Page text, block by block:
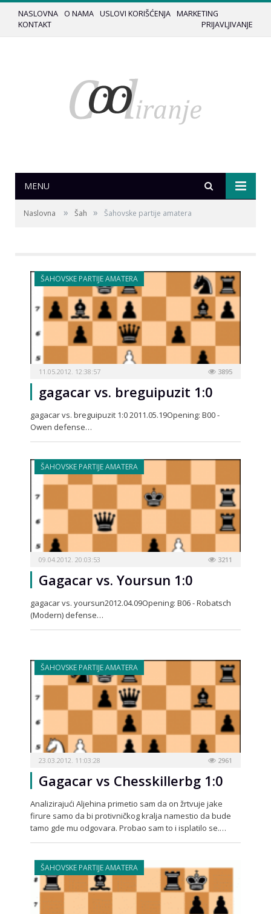
NASLOVNA O NAMA USLOVI KORIŠĆENJA MARKETING
KONTAKT
PRIJAVLJIVANJE
MENU
Naslovna » Šah » Šahovske partije amatera
ŠAHOVSKE PARTIJE AMATERA
11.05.2012. 12:38:57 3895
gagacar vs. breguipuzit 1:0
gagacar vs. breguipuzit 1:0 2011.05.19Opening: B00 -
Owen defense…
ŠAHOVSKE PARTIJE AMATERA
09.04.2012. 20:03:53 3211
Gagacar vs. Yoursun 1:0
gagacar vs. yoursun2012.04.09Opening: B06 - Robatsch
(Modern) defense…
ŠAHOVSKE PARTIJE AMATERA
23.03.2012. 11:03:28 2961
Gagacar vs Chesskillerbg 1:0
Analizirajući Aljehina primetio sam da on žrtvuje jake
firure samo da bi protivničkog kralja namestio da bude
tamo gde mu odgovara. Probao sam to i isplatilo se.…
ŠAHOVSKE PARTIJE AMATERA